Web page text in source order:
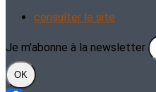
consulter le site
Je m'abonne à la newsletter
OK